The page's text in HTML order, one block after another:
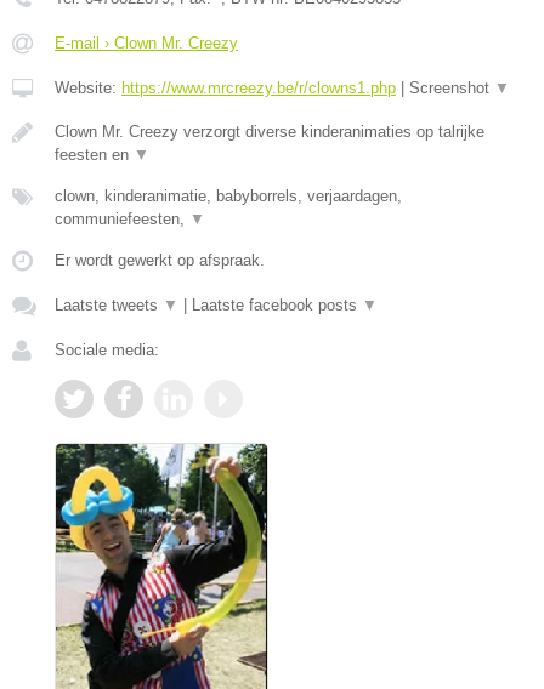
E-mail › Clown Mr. Creezy
Website: https://www.mrcreezy.be/r/clowns1.php Screenshot ▼
Clown Mr. Creezy verzorgt diverse kinderanimaties op talrijke
feesten en ▼
clown, kinderanimatie, babyborrels, verjaardagen,
communiefeesten, ▼
Er wordt gewerkt op afspraak.
Laatste tweets ▼ Laatste facebook posts ▼
Sociale media: